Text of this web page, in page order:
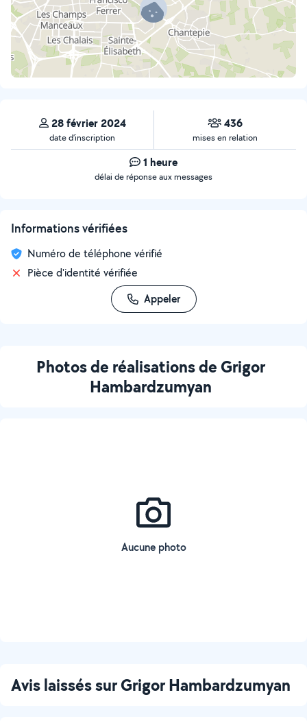
28 février 2024
date d’inscription
436
mises en relation
1 heure
délai de réponse aux messages
Informations vérifiées
Numéro de téléphone vérifié
Pièce d'identité vérifiée
Appeler
Photos de réalisations de Grigor
Hambardzumyan
Aucune photo
Avis laissés sur Grigor Hambardzumyan